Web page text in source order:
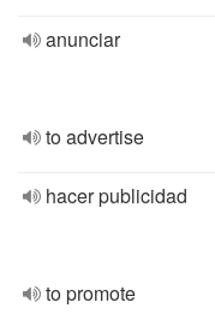
anunciar
to advertise
hacer publicidad
to promote